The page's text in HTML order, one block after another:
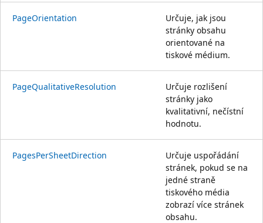
PageOrientation
Určuje, jak jsou
stránky obsahu
orientované na
tiskové médium.
PageQualitativeResolution
Určuje rozlišení
stránky jako
kvalitativní, nečístní
hodnotu.
PagesPerSheetDirection
Určuje uspořádání
stránek, pokud se na
jedné straně
tiskového média
zobrazí více stránek
obsahu.